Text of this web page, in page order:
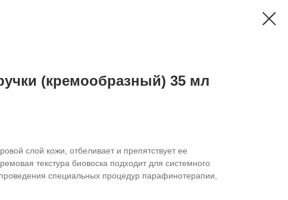
(кремообразный) 35 мл
слой кожи, отбеливает и препятствует ее
текстура биовоска подходит для системного
специальных процедур парафинотерапии,